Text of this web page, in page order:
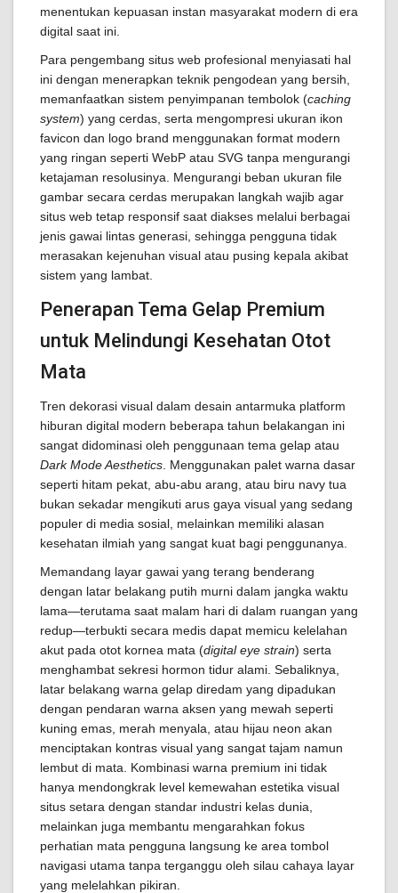
menentukan kepuasan instan masyarakat modern di era
digital saat ini.
Para pengembang situs web profesional menyiasati hal
ini dengan menerapkan teknik pengodean yang bersih,
memanfaatkan sistem penyimpanan tembolok (caching
system) yang cerdas, serta mengompresi ukuran ikon
favicon dan logo brand menggunakan format modern
yang ringan seperti WebP atau SVG tanpa mengurangi
ketajaman resolusinya. Mengurangi beban ukuran file
gambar secara cerdas merupakan langkah wajib agar
situs web tetap responsif saat diakses melalui berbagai
jenis gawai lintas generasi, sehingga pengguna tidak
merasakan kejenuhan visual atau pusing kepala akibat
sistem yang lambat.
Penerapan Tema Gelap Premium
untuk Melindungi Kesehatan Otot
Mata
Tren dekorasi visual dalam desain antarmuka platform
hiburan digital modern beberapa tahun belakangan ini
sangat didominasi oleh penggunaan tema gelap atau
Dark Mode Aesthetics . Menggunakan palet warna dasar
seperti hitam pekat, abu-abu arang, atau biru navy tua
bukan sekadar mengikuti arus gaya visual yang sedang
populer di media sosial, melainkan memiliki alasan
kesehatan ilmiah yang sangat kuat bagi penggunanya.
Memandang layar gawai yang terang benderang
dengan latar belakang putih murni dalam jangka waktu
lama—terutama saat malam hari di dalam ruangan yang
redup—terbukti secara medis dapat memicu kelelahan
akut pada otot kornea mata (digital eye strain) serta
menghambat sekresi hormon tidur alami. Sebaliknya,
latar belakang warna gelap diredam yang dipadukan
dengan pendaran warna aksen yang mewah seperti
kuning emas, merah menyala, atau hijau neon akan
menciptakan kontras visual yang sangat tajam namun
lembut di mata. Kombinasi warna premium ini tidak
hanya mendongkrak level kemewahan estetika visual
situs setara dengan standar industri kelas dunia,
melainkan juga membantu mengarahkan fokus
perhatian mata pengguna langsung ke area tombol
navigasi utama tanpa terganggu oleh silau cahaya layar
yang melelahkan pikiran.